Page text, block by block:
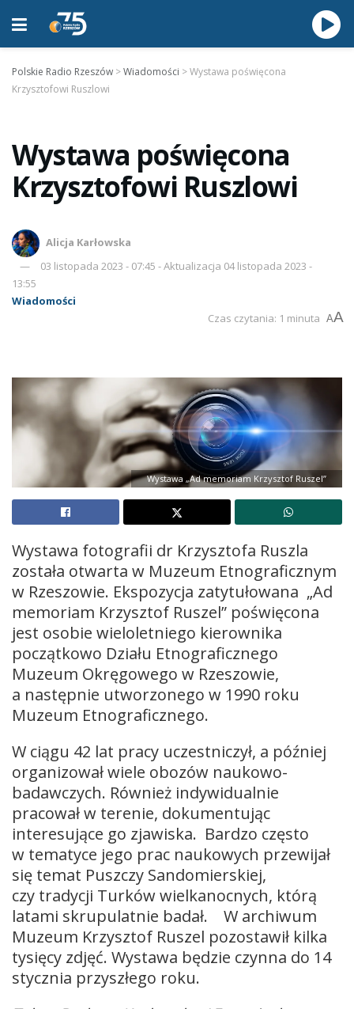
Polskie Radio Rzeszów >Wiadomości >Wystawa poświęcona
Krzysztofowi Ruszlowi
Wystawa poświęcona
Krzysztofowi Ruszlowi
Alicja Karłowska
03 listopada 2023 - 07:45 - Aktualizacja 04 listopada 2023 -
13:55
Wiadomości
Czas czytania: 1 minuta AA
Wystawa „Ad memoriam Krzysztof Ruszel”
Wystawa fotografii dr Krzysztofa Ruszla
została otwarta w Muzeum Etnograficznym
w Rzeszowie. Ekspozycja zatytułowana „Ad
memoriam Krzysztof Ruszel” poświęcona
jest osobie wieloletniego kierownika
początkowo Działu Etnograficznego
Muzeum Okręgowego w Rzeszowie,
a następnie utworzonego w 1990 roku
Muzeum Etnograficznego.
W ciągu 42 lat pracy uczestniczył, a później
organizował wiele obozów naukowo-
badawczych. Również indywidualnie
pracował w terenie, dokumentując
interesujące go zjawiska. Bardzo często
w tematyce jego prac naukowych przewijał
się temat Puszczy Sandomierskiej,
czy tradycji Turków wielkanocnych, którą
latami skrupulatnie badał. W archiwum
Muzeum Krzysztof Ruszel pozostawił kilka
tysięcy zdjęć. Wystawa będzie czynna do 14
stycznia przyszłego roku.